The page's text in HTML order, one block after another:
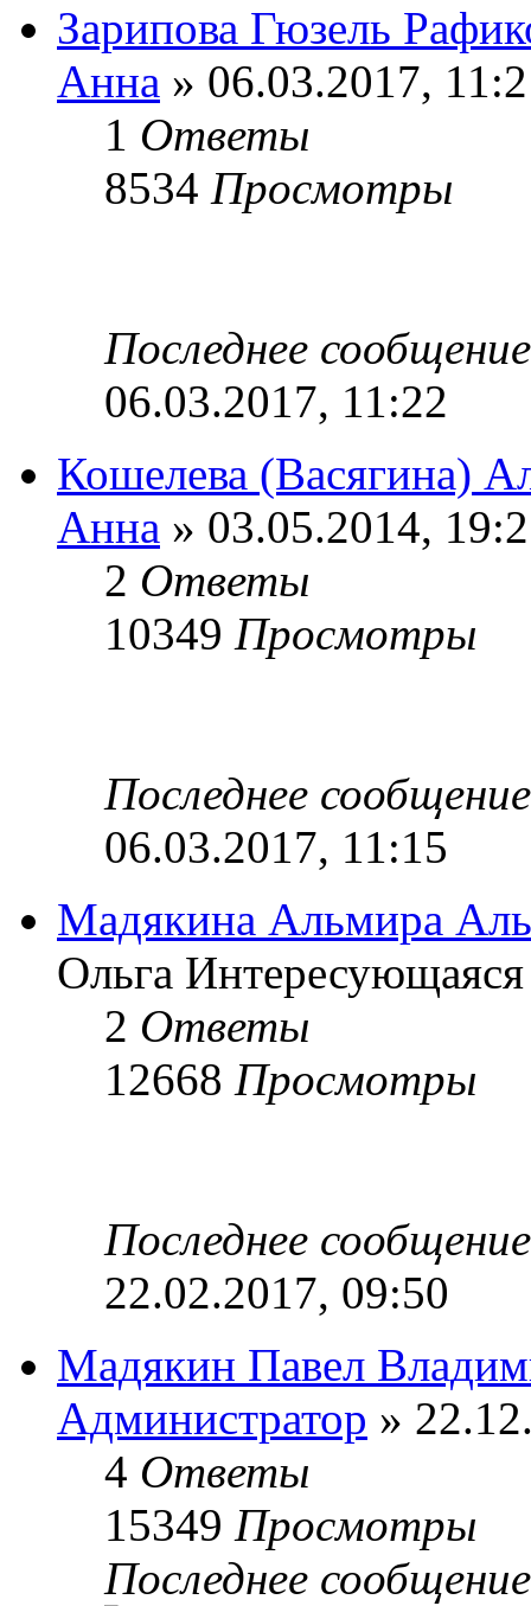
Зарипова Гюзель
Анна » 06.03.2017,
1 Ответы
8534 Просмотры
Последнее
06.03.2017, 11:22
Кошелева (Васягина)
Анна » 03.05.2014,
2 Ответы
10349 Просмотры
Последнее
06.03.2017, 11:15
Мадякина Альмира
Ольга
2 Ответы
12668 Просмотры
Последнее
22.02.2017, 09:50
Мадякин Павел
Администратор »
4 Ответы
15349 Просмотры
Последнее